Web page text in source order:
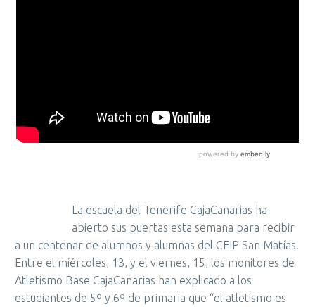
La escuela del Tenerife CajaCanarias ha
abierto sus puertas esta semana para recibir
a un centenar de alumnos y alumnas del CEIP San Matías.
Entre el miércoles, 13, y el viernes, 15, los monitores de
Atletismo Base CajaCanarias han explicado a los
estudiantes de 5º y 6º de primaria que “el atletismo es